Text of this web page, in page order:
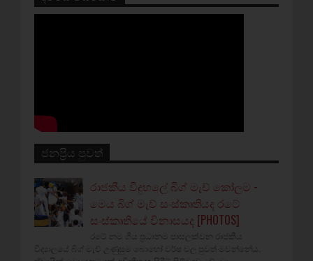
ජනප්‍රිය පුවත්
රාජකීය විදුහලේ බිග් මැච් කෝලම -
මෙය බිග් මැච් සංස්කෘතියද රටේ
සංස්කෘතියේ විනාසයද [PHOTOS]
රටේ නම ගිය ප්‍රධානම පාසලක්වන රාජකීය
විද්‍යාලයේ බිග් මැච් උණුසුම බොහෝ වර්ෂ වල පුවත් මවන්නේය.